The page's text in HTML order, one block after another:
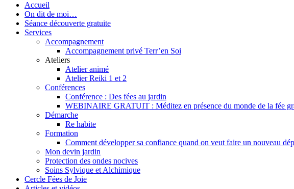
Accueil
On dit de moi…
Séance découverte gratuite
Services
Accompagnement
Accompagnement privé Terr’en Soi
Ateliers
Atelier animé
Atelier Reiki 1 et 2
Conférences
Conférence : Des fées au jardin
WEBINAIRE GRATUIT : Méditez en présence du monde de la fée
Démarche
Re habite
Formation
Comment développer sa confiance quand on veut faire un nouveau
Mon devin jardin
Protection des ondes nocives
Soins Sylvique et Alchimique
Cercle Fées de Joie